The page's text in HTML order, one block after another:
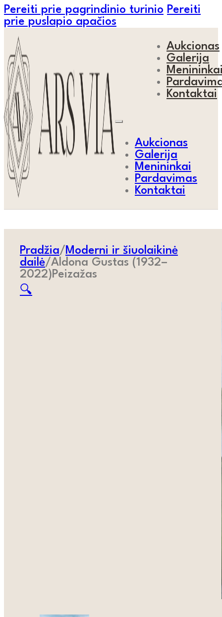
Pereiti prie pagrindinio turinio Pereiti
prie puslapio apačios
Aukcionas
Galerija
Kontaktai
Aukcionas
Galerija
Menininkai
Pardavimas
Kontaktai
Pradžia/ Moderni ir šiuolaikinė
dailė/Aldona Gustas (1932–
2022)Peizažas
🔍